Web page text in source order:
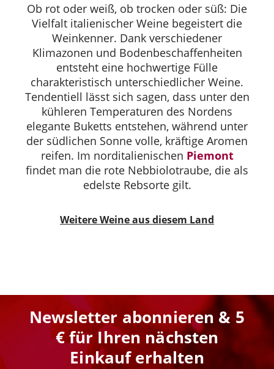
Ob rot oder weiß, ob trocken oder süß: Die
Vielfalt italienischer Weine begeistert die
Weinkenner. Dank verschiedener
Klimazonen und Bodenbeschaffenheiten
entsteht eine hochwertige Fülle
charakteristisch unterschiedlicher Weine.
Tendentiell lässt sich sagen, dass unter den
kühleren Temperaturen des Nordens
elegante Buketts entstehen, während unter
der südlichen Sonne volle, kräftige Aromen
reifen. Im norditalienischen Piemont
findet man die rote Nebbiolotraube, die als
edelste Rebsorte gilt.
Weitere Weine aus diesem Land
Newsletter abonnieren & 5
€ für Ihren nächsten
Einkauf erhalten